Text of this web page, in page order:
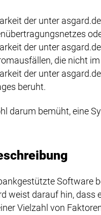
der unter
der unter
die nicht
der unter
beruht.
darum bemüht, eine
Software
weist darauf hin,
Vielzahl von